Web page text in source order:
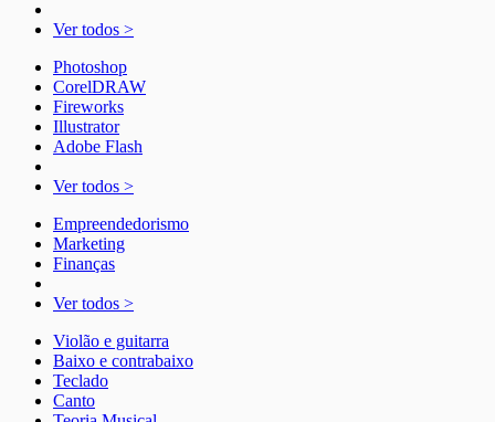
Ver todos >
Photoshop
CorelDRAW
Fireworks
Illustrator
Adobe Flash
Ver todos >
Empreendedorismo
Marketing
Finanças
Ver todos >
Violão e guitarra
Baixo e contrabaixo
Teclado
Canto